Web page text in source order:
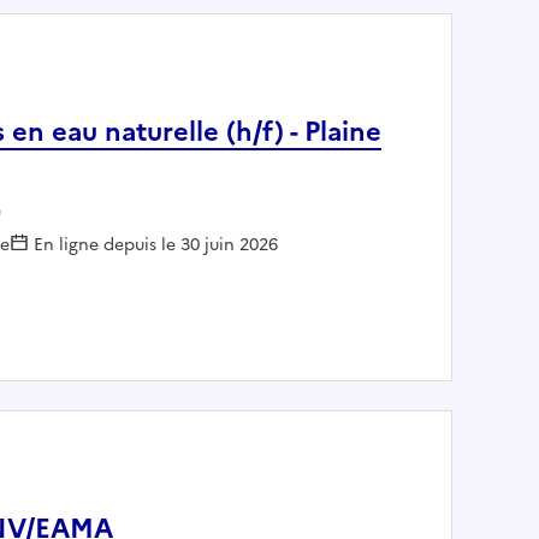
eau naturelle (h/f) - Plaine
En ligne depuis le 30 juin 2026
en eau naturelle (h/f) - Plaine Commune (T6)
EAMA